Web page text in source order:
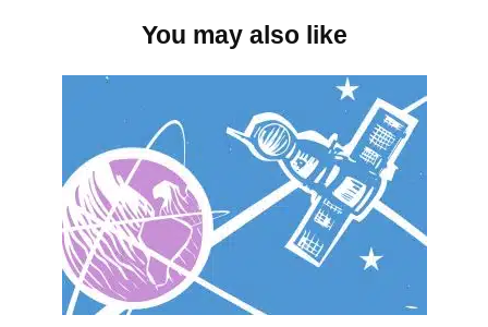
You may also like